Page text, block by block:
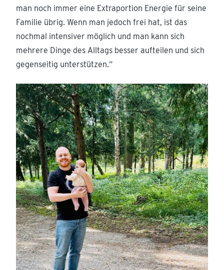
man noch immer eine Extraportion Energie für seine
Familie übrig. Wenn man jedoch frei hat, ist das
nochmal intensiver möglich und man kann sich
mehrere Dinge des Alltags besser aufteilen und sich
gegenseitig unterstützen.“